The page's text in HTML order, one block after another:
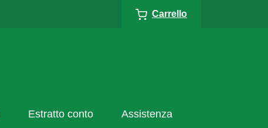
Carrello
Estratto conto Assistenza